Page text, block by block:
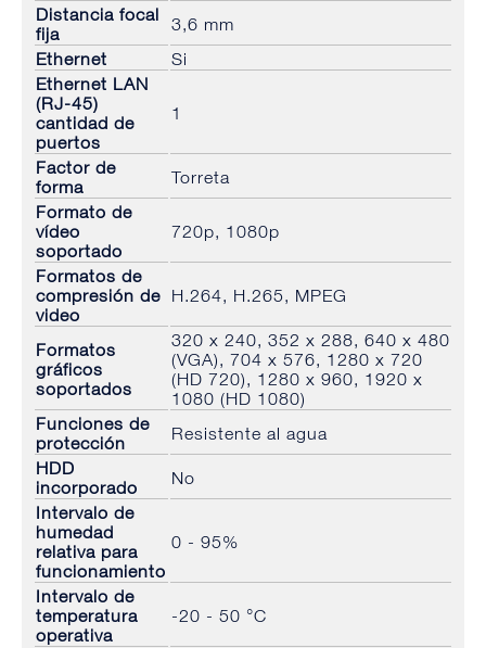
Distancia focal
fija
3,6 mm
Ethernet
Si
Ethernet LAN
(RJ-45)
cantidad de
puertos
1
Factor de
forma
Torreta
Formato de
vídeo
soportado
720p, 1080p
Formatos de
compresión de
video
H.264, H.265, MPEG
Formatos
gráficos
soportados
320 x 240, 352 x 288, 640 x 480
(VGA), 704 x 576, 1280 x 720
(HD 720), 1280 x 960, 1920 x
1080 (HD 1080)
Funciones de
protección
Resistente al agua
HDD
incorporado
No
Intervalo de
humedad
relativa para
funcionamiento
0 - 95%
Intervalo de
temperatura
operativa
-20 - 50 °C